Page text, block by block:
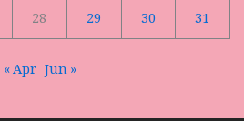
28 29 30 31
« Apr Jun »